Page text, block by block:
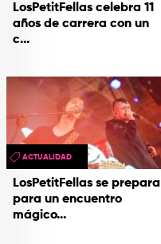
LosPetitFellas celebra 11
años de carrera con un
c...
LosPetitFellas se prepara
para un encuentro
mágico...
ACTUALIDAD